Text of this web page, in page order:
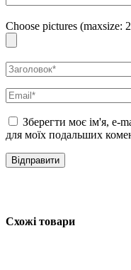
Choose pictures (maxsize:
Зберегти моє ім'я, e-
для моїх подальших
Схожі товари